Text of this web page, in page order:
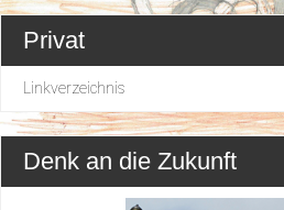
Privat
Linkverzeichnis
Denk an die Zukunft